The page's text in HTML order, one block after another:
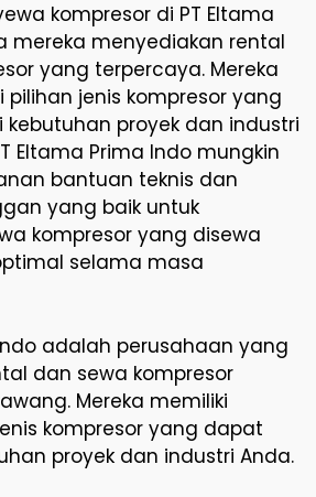
kompresor di PT Eltama
mereka menyediakan rental
yang terpercaya. Mereka
jenis kompresor yang
proyek dan industri
Eltama Prima Indo mungkin
bantuan teknis dan
yang baik untuk
kompresor yang disewa
selama masa
adalah perusahaan yang
dan sewa kompresor
Mereka memiliki
kompresor yang dapat
proyek dan industri Anda.